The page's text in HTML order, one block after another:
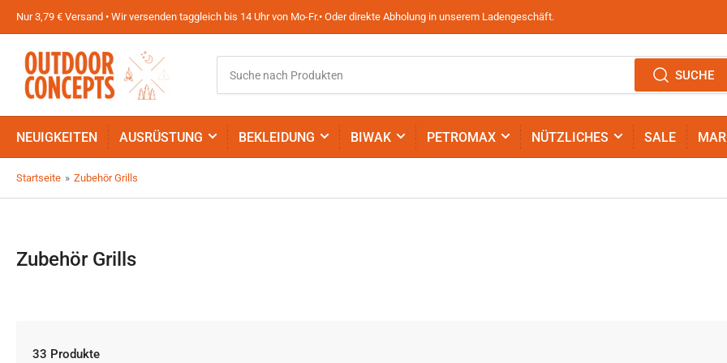
Nur 3,79 € Versand • Wir versenden taggleich bis 14 Uhr von Mo-Fr.• Oder direkte Abholung in unserem Ladengeschäft.
nach
Produkten
SUCHE
NEUIGKEITEN AUSRÜSTUNG BEKLEIDUNG BIWAK PETROMAX NÜTZLICHES SALE
Startseite » Zubehör Grills
Zubehör Grills
33 Produkte